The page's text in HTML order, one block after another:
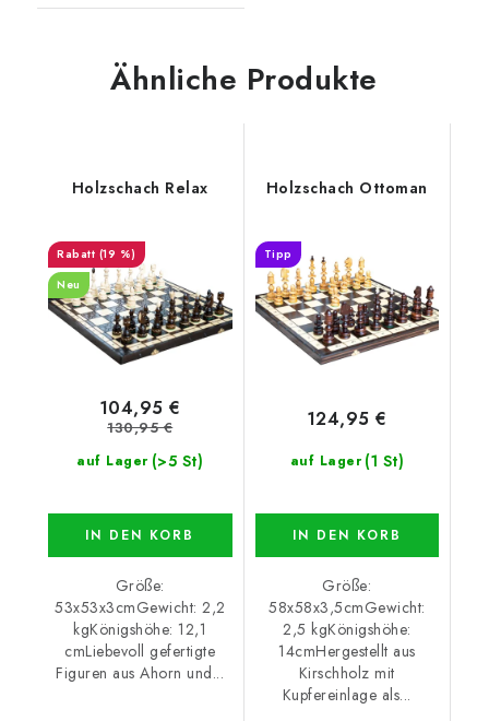
Ähnliche Produkte
Holzschach Relax
(19 %)
Neu
auf Lager (>5 St)
104,95 €
130,95 €
IN DEN KORB
Größe:
53x53x3cmGewicht: 2,2
kgKönigshöhe: 12,1
cmLiebevoll gefertigte
Figuren aus Ahorn und...
Holzschach Ottoman
Tipp
auf Lager (1 St)
124,95 €
IN DEN KORB
Größe:
58x58x3,5cmGewicht:
2,5 kgKönigshöhe:
14cmHergestellt aus
Kirschholz mit
Kupfereinlage als...